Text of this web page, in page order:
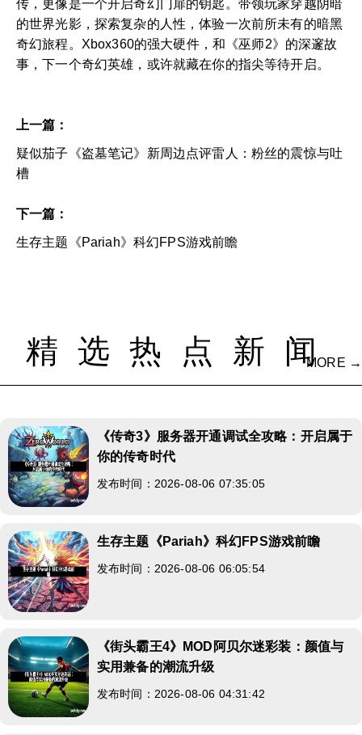
传，更像是一个开启奇幻门扉的钥匙。带领玩家穿越阴暗
的世界光影，探索复杂的人性，体验一次前所未有的暗黑
奇幻旅程。Xbox360的强大硬件，和《巫师2》的深邃故
事，下一个奇幻英雄，或许就藏在你的指尖等待开启。
上一篇：
疑似茄子《盗墓笔记》新周边点评雷人：粉丝的震惊与吐
槽
下一篇：
生存主题《Pariah》科幻FPS游戏前瞻
精选热点新闻
MORE →
《传奇3》服务器开通调试全攻略：开启属于
你的传奇时代
发布时间：2026-08-06 07:35:05
生存主题《Pariah》科幻FPS游戏前瞻
发布时间：2026-08-06 06:05:54
《街头霸王4》MOD阿贝尔迷彩装：颜值与
实用兼备的潮流升级
发布时间：2026-08-06 04:31:42